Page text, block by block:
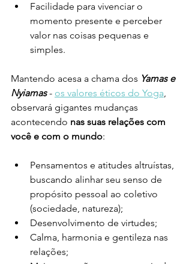
Facilidade para vivenciar o
momento presente e perceber
valor nas coisas pequenas e
simples.
Mantendo acesa a chama dos Yamas e
Nyiamas - os valores éticos do Yoga,
observará gigantes mudanças
acontecendo nas suas relações com
você e com o mundo:
Pensamentos e atitudes altruístas,
buscando alinhar seu senso de
propósito pessoal ao coletivo
(sociedade, natureza);
Desenvolvimento de virtudes;
Calma, harmonia e gentileza nas
relações;